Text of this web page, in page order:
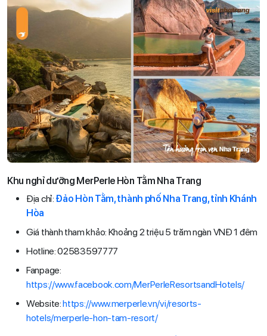
Khu nghỉ dưỡng MerPerle Hòn Tằm Nha Trang
Địa chỉ: Đảo Hòn Tằm, thành phố Nha Trang, tỉnh Khánh
Hòa
Giá thành tham khảo: Khoảng 2 triệu 5 trăm ngàn VNĐ 1 đêm
Hotline: 02583597777
Fanpage:
https://www.facebook.com/MerPerleResortsandHotels/
Website:https://www.merperle.vn/vi/resorts-
hotels/merperle-hon-tam-resort/